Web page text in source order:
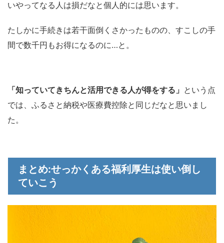
いやってなる人は損だなと個人的には思います。
たしかに手続きは若干面倒くさかったものの、すこしの手
間で数千円もお得になるのに…と。
「知っていてきちんと活用できる人が得をする」 という点
では、ふるさと納税や医療費控除と同じだなと思いまし
た。
まとめ:せっかくある福利厚生は使い倒し
ていこう